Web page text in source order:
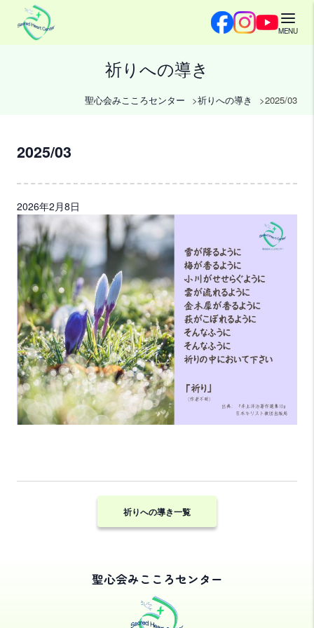
MENU
祈りへの導き
聖心会みこころセンター 祈りへの導き 2025/03
2025/03
2026年2月8日
祈りへの導き一覧
聖心会みこころセンター